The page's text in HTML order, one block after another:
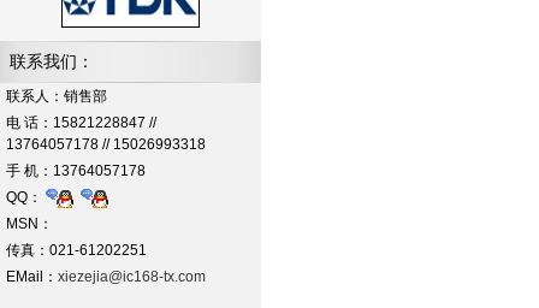
联系我们：
联系人：销售部
电 话：15821228847 //
13764057178 // 15026993318
手 机：13764057178
QQ：
MSN：
传真：021-61202251
EMail： xiezejia@ic168-tx.com